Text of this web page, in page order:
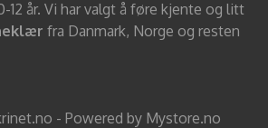
12 år. Vi har valgt å føre kjente og litt
fra Danmark, Norge og resten
- Powered by Mystore.no